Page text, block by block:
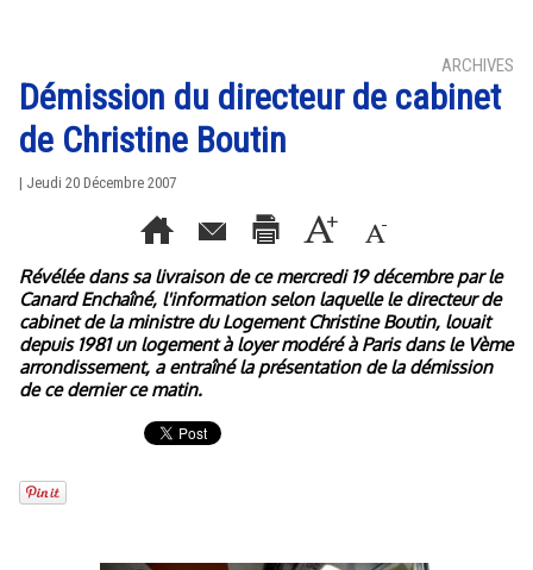
ARCHIVES
Démission du directeur de cabinet
de Christine Boutin
| Jeudi 20 Décembre 2007
Révélée dans sa livraison de ce mercredi 19 décembre par le
Canard Enchaîné, l'information selon laquelle le directeur de
cabinet de la ministre du Logement Christine Boutin, louait
depuis 1981 un logement à loyer modéré à Paris dans le Vème
arrondissement, a entraîné la présentation de la démission
de ce dernier ce matin.